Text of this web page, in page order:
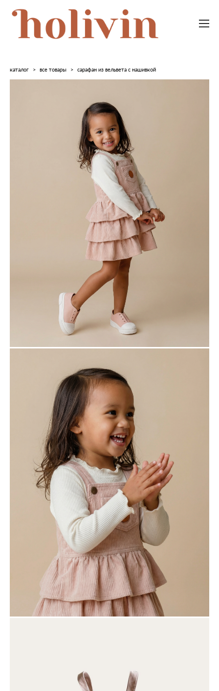
каталог > все товары > сарафан из вельвета с нашивкой